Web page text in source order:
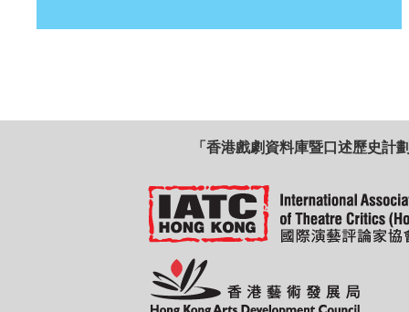
「香港戲劇資料庫暨口述歷史計